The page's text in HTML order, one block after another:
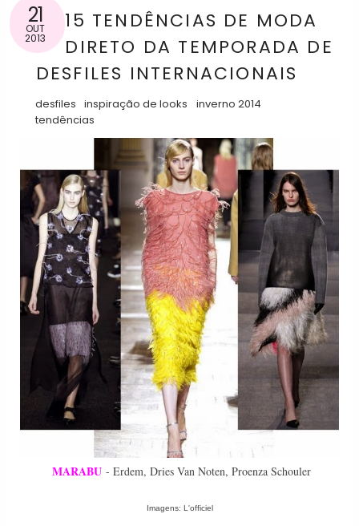
21
OUT
2013
15 TENDÊNCIAS DE MODA
DIRETO DA TEMPORADA DE
DESFILES INTERNACIONAIS
desfiles inspiração de looks
inverno 2014
tendências
MARABU - Erdem, Dries Van Noten, Proenza Schouler
Imagens: L'officiel